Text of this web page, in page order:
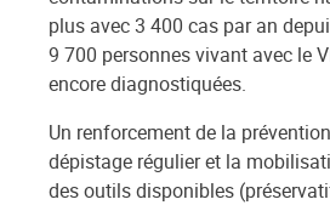
plus avec 3 400 cas par an
9 700 personnes vivant avec le
encore diagnostiquées.
Un renforcement de la
dépistage régulier et la
des outils disponibles